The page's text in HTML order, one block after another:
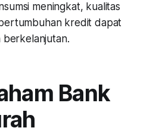
meningkat, kualitas
kredit dapat
berkelanjutan.
Bank